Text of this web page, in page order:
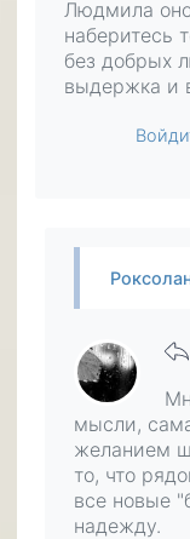
Людмила
наберитесь
без добрых
выдержка и
мысли,
желанием
то, что
все новые
надежду.